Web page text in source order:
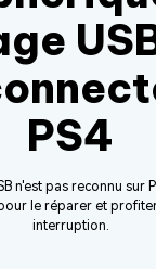
PS4
n'est pas reconnu sur
le réparer et
interruption.